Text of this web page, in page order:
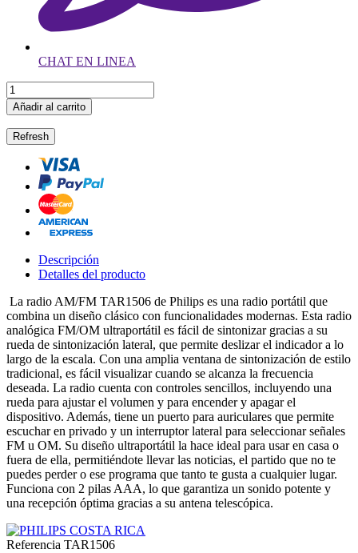
CHAT EN LINEA
Añadir al carrito
Descripción
Detalles del producto
La radio AM/FM TAR1506 de Philips es una radio portátil que
combina un diseño clásico con funcionalidades modernas. Esta radio
analógica FM/OM ultraportátil es fácil de sintonizar gracias a su
rueda de sintonización lateral, que permite deslizar el indicador a lo
largo de la escala. Con una amplia ventana de sintonización de estilo
tradicional, es fácil visualizar cuando se alcanza la frecuencia
deseada. La radio cuenta con controles sencillos, incluyendo una
rueda para ajustar el volumen y para encender y apagar el
dispositivo. Además, tiene un puerto para auriculares que permite
escuchar en privado y un interruptor lateral para seleccionar señales
FM u OM. Su diseño ultraportátil la hace ideal para usar en casa o
fuera de ella, permitiéndote llevar las noticias, el partido que no te
puedes perder o ese programa que tanto te gusta a cualquier lugar.
Funciona con 2 pilas AAA, lo que garantiza un sonido potente y
una recepción óptima gracias a su antena telescópica.
Referencia TAR1506